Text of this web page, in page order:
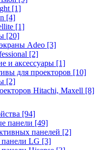
[1]
[4]
[1]
[20]
Adeo [3]
[2]
и аксессуары [1]
для проекторов [10]
[2]
Hitachi, Maxell [8]
[94]
панели [49]
панелей [2]
LG [3]